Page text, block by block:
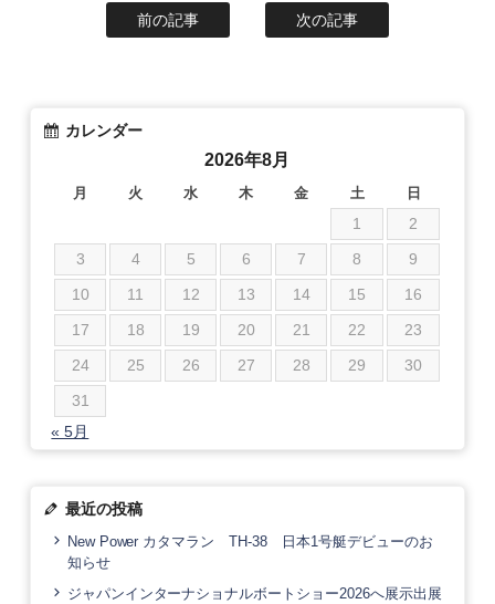
前の記事 次の記事
カレンダー
2026年8月
月 火 水 木 金 土 日
1
2
3
4 5 6 7 8
9
10
11 12 13 14 15
16
17
18 19 20 21 22
23
24
25 26 27 28 29
30
31
« 5月
最近の投稿
New Power カタマラン TH-38 日本1号艇デビューのお
知らせ
ジャパンインターナショナルボートショー2026へ展示出展